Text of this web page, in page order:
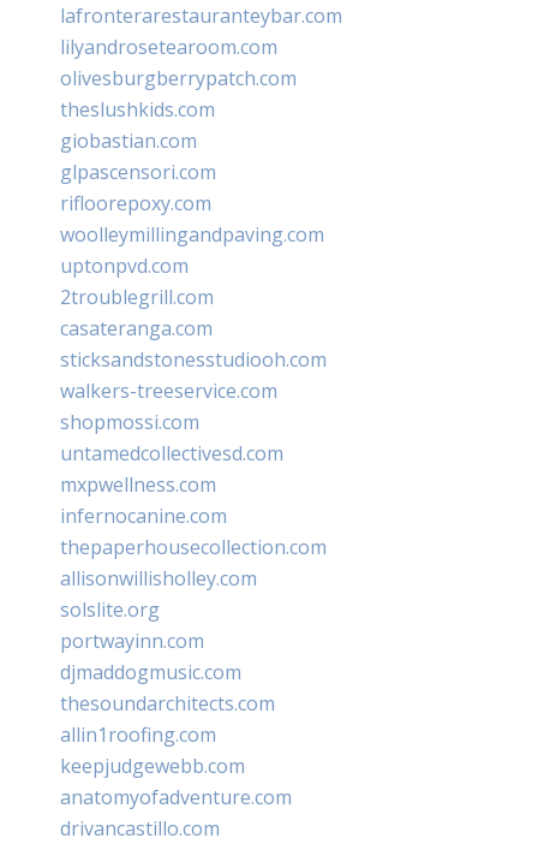
lafronterarestauranteybar.com
lilyandrosetearoom.com
olivesburgberrypatch.com
theslushkids.com
giobastian.com
glpascensori.com
rifloorepoxy.com
woolleymillingandpaving.com
uptonpvd.com
2troublegrill.com
casateranga.com
sticksandstonesstudiooh.com
walkers-treeservice.com
shopmossi.com
untamedcollectivesd.com
mxpwellness.com
infernocanine.com
thepaperhousecollection.com
allisonwillisholley.com
solslite.org
portwayinn.com
djmaddogmusic.com
thesoundarchitects.com
allin1roofing.com
keepjudgewebb.com
anatomyofadventure.com
drivancastillo.com